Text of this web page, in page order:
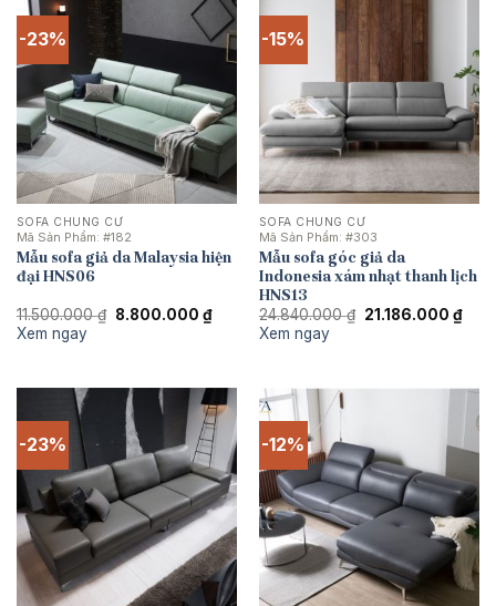
-23%
SOFA CHUNG CƯ
Mã Sản Phẩm: #182
Mẫu sofa giả da Malaysia hiện
đại HNS06
11.500.000₫ Giá
8.800.000 ₫Giá
hiện
Xem ngay
-15%
SOFA CHUNG CƯ
Mã Sản Phẩm: #303
Mẫu sofa góc giả da
Indonesia xám nhạt thanh lịch
HNS13
24.840.000₫ Giá
21.186.000 ₫Giá
hiện
Xem ngay
-23% -12%